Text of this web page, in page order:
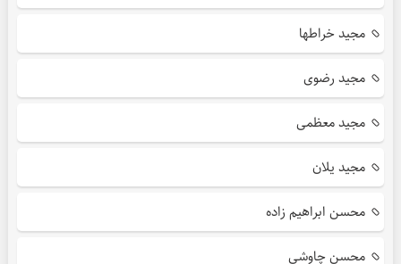
مجید خراطها
مجید رضوی
مجید معظمی
مجید یلان
محسن ابراهیم زاده
محسن چاوشی